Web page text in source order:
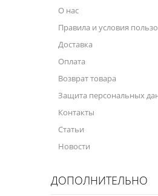
О нас
Правила и условия
Доставка
Оплата
Возврат товара
Защита персональных
Контакты
Статьи
Новости
ДОПОЛНИТЕЛЬНО